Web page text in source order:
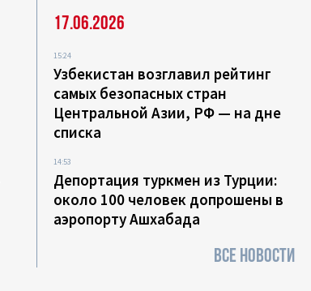
17.06.2026
15:24
Узбекистан возглавил рейтинг
самых безопасных стран
Центральной Азии, РФ — на дне
списка
14:53
Депортация туркмен из Турции:
около 100 человек допрошены в
аэропорту Ашхабада
ВСЕ НОВОСТИ